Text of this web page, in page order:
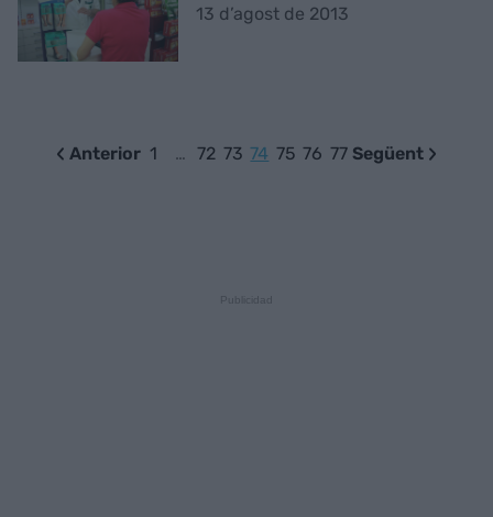
13 d’agost de 2013
Anterior 1 … 72 73 74 75 76 77 Següent